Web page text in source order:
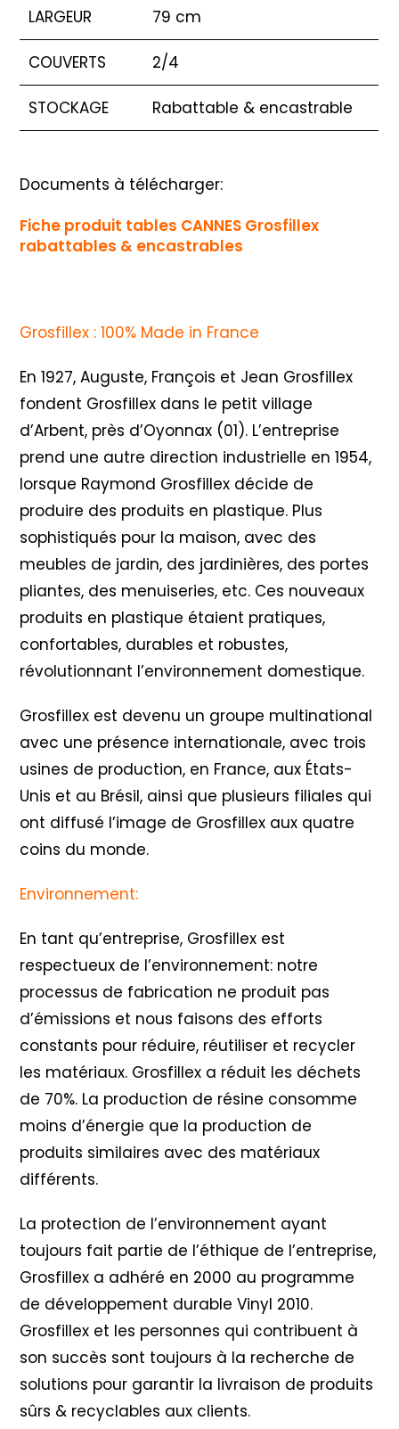
LARGEUR 79 cm
COUVERTS 2/4
STOCKAGE Rabattable & encastrable
Documents à télécharger:
Fiche produit tables CANNES Grosfillex
rabattables & encastrables
Grosfillex : 100% Made in France
En 1927, Auguste, François et Jean Grosfillex
fondent Grosfillex dans le petit village
d’Arbent, près d’Oyonnax (01). L’entreprise
prend une autre direction industrielle en 1954,
lorsque Raymond Grosfillex décide de
produire des produits en plastique. Plus
sophistiqués pour la maison, avec des
meubles de jardin, des jardinières, des portes
pliantes, des menuiseries, etc. Ces nouveaux
produits en plastique étaient pratiques,
confortables, durables et robustes,
révolutionnant l’environnement domestique.
Grosfillex est devenu un groupe multinational
avec une présence internationale, avec trois
usines de production, en France, aux États-
Unis et au Brésil, ainsi que plusieurs filiales qui
ont diffusé l’image de Grosfillex aux quatre
coins du monde.
Environnement:
En tant qu’entreprise, Grosfillex est
respectueux de l’environnement: notre
processus de fabrication ne produit pas
d’émissions et nous faisons des efforts
constants pour réduire, réutiliser et recycler
les matériaux. Grosfillex a réduit les déchets
de 70%. La production de résine consomme
moins d’énergie que la production de
produits similaires avec des matériaux
différents.
La protection de l’environnement ayant
toujours fait partie de l’éthique de l’entreprise,
Grosfillex a adhéré en 2000 au programme
de développement durable Vinyl 2010.
Grosfillex et les personnes qui contribuent à
son succès sont toujours à la recherche de
solutions pour garantir la livraison de produits
sûrs & recyclables aux clients.